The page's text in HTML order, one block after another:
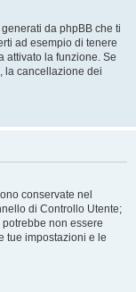
da phpBB che ti
ad esempio di tenere
attivato la funzione. Se
la cancellazione dei
conservate nel
di Controllo Utente;
non essere
tue impostazioni e le